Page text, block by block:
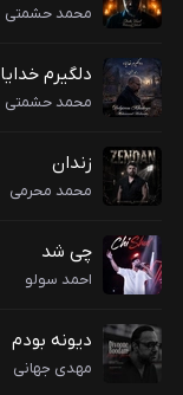
محمد حشمتی
دلگیرم خدایا
محمد حشمتی
زندان
محمد محرمی
چی شد
احمد سولو
دیونه بودم
مهدی جهانی